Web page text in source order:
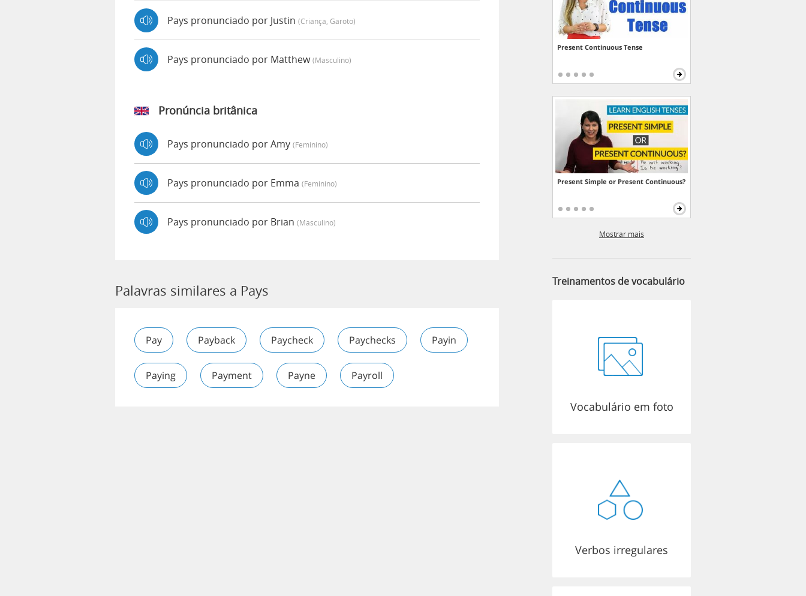
Pays pronunciado por Justin (criança, Garoto)
Pays pronunciado por Matthew(masculino)
Pronúncia britânica
Pays pronunciado por Amy (feminino)
Pays pronunciado por Emma (feminino)
Pays pronunciado por Brian (masculino)
Palavras similares a Pays
Pay Payback Paycheck Paychecks Payin
Paying Payment Payne Payroll
Present Continuous Tense
Present Simple or Present Continuous?
Mostrar mais
Treinamentos de vocabulário
Vocabulário em foto
Verbos irregulares